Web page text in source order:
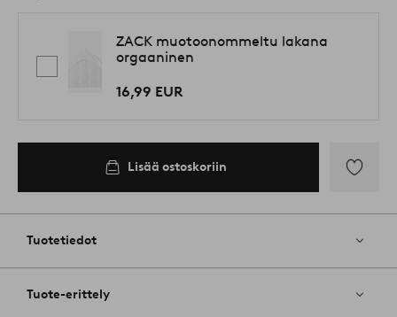
ZACK muotoonommeltu lakana
orgaaninen
16,99 EUR
Lisää ostoskoriin
Tuotetiedot
Tuote-erittely